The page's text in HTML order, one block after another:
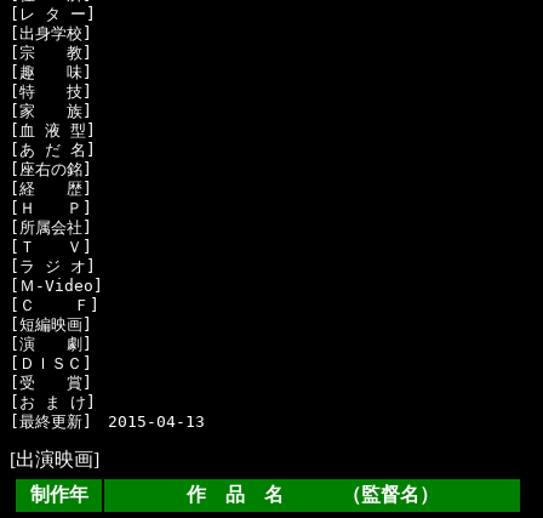
[レ タ ー]
[出身学校]
[宗　　教]
[趣　　味]
[特　　技]
[家　　族]
[血 液 型]
[あ だ 名]
[座右の銘]
[経　　歴]
[Ｈ　　Ｐ]
[所属会社]
[Ｔ　　Ｖ]
[ラ ジ オ]
[Ｍ-Video]
[Ｃ    Ｆ]
[短編映画]
[演　　劇]
[ＤＩＳＣ]
[受　　賞]
[お ま け]
[出演映画]
制作年
作 品 名 （監督名）